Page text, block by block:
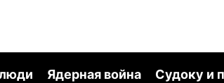
Ядерная война Судоку и